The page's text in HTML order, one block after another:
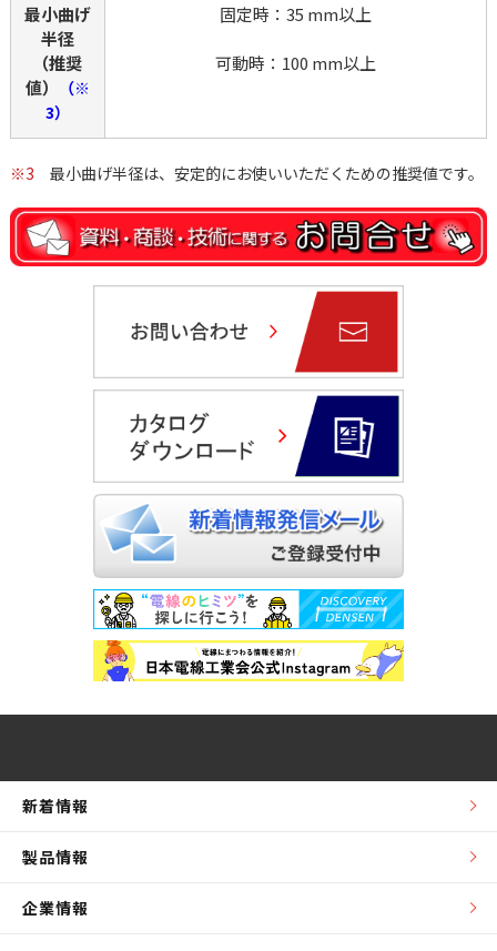
最小曲げ
半径
（推奨
値）
（※
3）
固定時：35 mm以上
可動時：100 mm以上
※3 最小曲げ半径は、安定的にお使いいただくための推奨値です。
新着情報
製品情報
企業情報